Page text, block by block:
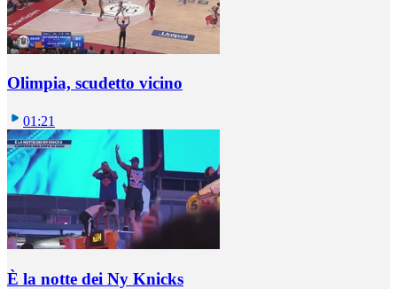
Olimpia, scudetto vicino
01:21
È la notte dei Ny Knicks